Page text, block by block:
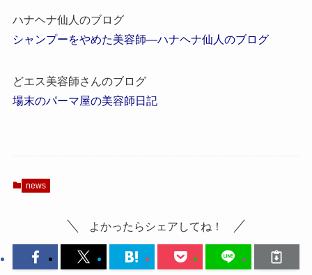
ハナヘナ仙人のブログ
シャンプーをやめた美容師―ハナヘナ仙人のブログ
どエス美容師さんのブログ
場末のパーマ屋の美容師日記
news
よかったらシェアしてね！